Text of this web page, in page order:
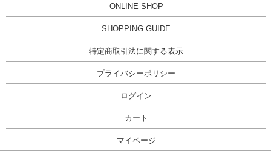
ONLINE SHOP
SHOPPING GUIDE
特定商取引法に関する表示
プライバシーポリシー
ログイン
カート
マイページ